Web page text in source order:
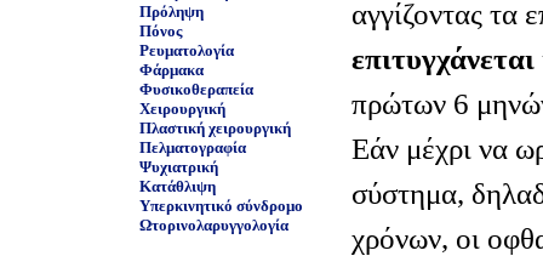
Πρόληψη
Πόνος
Ρευματολογία
Φάρμακα
Φυσικοθεραπεία
Χειρουργική
Πλαστική χειρουργική
Πελματογραφία
Ψυχιατρική
Κατάθλιψη
Υπερκινητικό σύνδρομο
Ωτορινολαρυγγολογία
αγγίζοντας τα
επιτυγχάνεται
πρώτων 6
Εάν μέχρι να
σύστημα,
χρόνων, οι